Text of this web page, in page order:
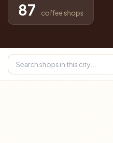
87 coffee shops